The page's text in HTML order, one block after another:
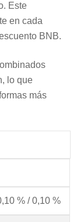
Este
en cada
BNB.
lo que
más
% / 0,10 %